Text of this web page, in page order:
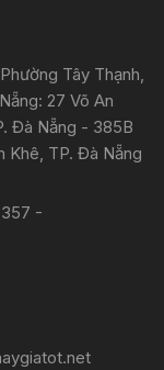
Tây Thạnh,
27 Võ An
Đà Nẵng - 385B
Khê, TP. Đà Nẵng
-